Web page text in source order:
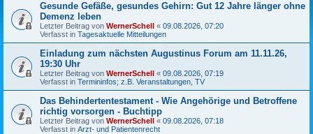
Gesunde Gefäße, gesundes Gehirn: Gut 12 Jahre länger ohne
Demenz leben
Letzter Beitrag von WernerSchell « 09.08.2026, 07:20
Verfasst in Tagesaktuelle Mitteilungen
Einladung zum nächsten Augustinus Forum am 11.11.26,
19:30 Uhr
Letzter Beitrag von WernerSchell « 09.08.2026, 07:19
Verfasst in Termininfos; z.B. Veranstaltungen, TV
Das Behindertentestament - Wie Angehörige und Betroffene
richtig vorsorgen - Buchtipp
Letzter Beitrag von WernerSchell « 09.08.2026, 07:18
Verfasst in Arzt- und Patientenrecht